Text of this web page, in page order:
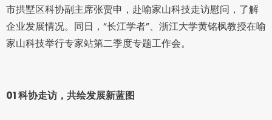
市拱墅区科协副主席张贾申，赴喻家山科技走访慰问，了解
企业发展情况。同日，“长江学者”、浙江大学黄铭枫教授在喻
家山科技举行专家站第二季度专题工作会。
01科协走访，共绘发展新蓝图